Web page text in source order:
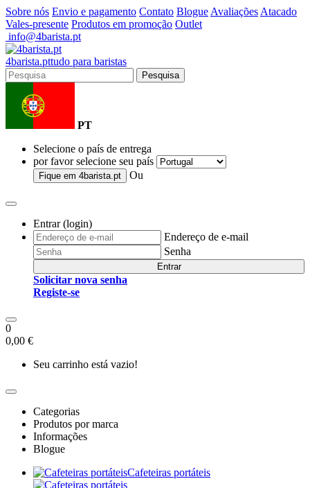
Sobre nós Envio e pagamento Contato Blogue Avaliações Atacado
Vales-presente Produtos em promoção Outlet
info@4barista.pt
4barista.pttudo para baristas
Pesquisa
PT
Selecione o país de entrega
por favor selecione seu país
Fique em 4barista.pt Ou
Entrar (login)
Endereço de e-mail
Senha
Entrar
Solicitar nova senha
Registe-se
0
0,00 €
Seu carrinho está vazio!
Categorias
Produtos por marca
Informações
Blogue
Cafeteiras portáteis